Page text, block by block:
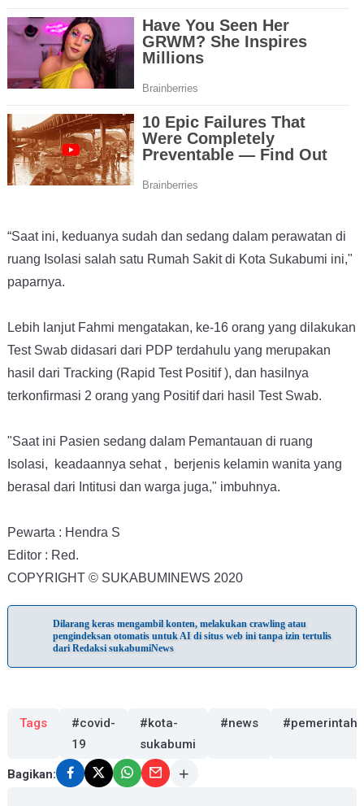
“Saat ini, keduanya sudah dan sedang dalam perawatan di
ruang Isolasi salah satu Rumah Sakit di Kota Sukabumi ini,"
paparnya.
Lebih lanjut Fahmi mengatakan, ke-16 orang yang dilakukan
Test Swab didasari dari PDP terdahulu yang merupakan
hasil dari Tracking (Rapid Test Positif ), dan hasilnya
terkonfirmasi 2 orang yang Positif dari hasil Test Swab.
"Saat ini Pasien sedang dalam Pemantauan di ruang
Isolasi, keadaannya sehat , berjenis kelamin wanita yang
berasal dari Intitusi dan warga juga," imbuhnya.
Pewarta : Hendra S
Editor : Red.
COPYRIGHT © SUKABUMINEWS 2020
Dilarang keras mengambil konten, melakukan crawling atau
pengindeksan otomatis untuk AI di situs web ini tanpa izin tertulis
dari Redaksi sukabumiNews
Tags
#covid-
19
#kota-
sukabumi
#news
Bagikan: